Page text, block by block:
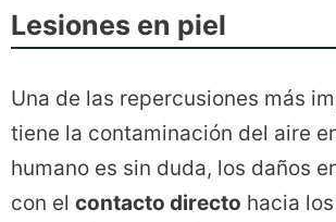
Lesiones en piel
Una de las repercusiones más
tiene la contaminación del aire
humano es sin duda, los daños
con el contacto directo hacia